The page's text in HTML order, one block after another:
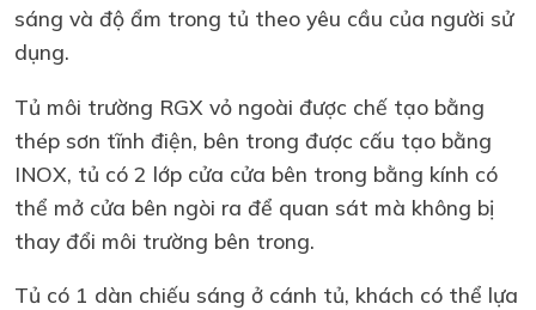
sáng và độ ẩm trong tủ theo yêu cầu của người sử
dụng.
Tủ môi trường RGX vỏ ngoài được chế tạo bằng
thép sơn tĩnh điện, bên trong được cấu tạo bằng
INOX, tủ có 2 lớp cửa cửa bên trong bằng kính có
thể mở cửa bên ngòi ra để quan sát mà không bị
thay đổi môi trường bên trong.
Tủ có 1 dàn chiếu sáng ở cánh tủ, khách có thể lựa